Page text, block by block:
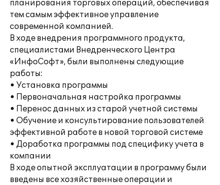
планирования торговых операций, обеспечивая
тем самым эффективное управление
современной компанией.
В ходе внедрения программного продукта,
специалистами Внедренческого Центра
«ИнфоСофт», были выполнены следующие
работы:
• Установка программы
• Первоначальная настройка программы
• Перенос данных из старой учетной системы
• Обучение и консультирование пользователей
эффективной работе в новой торговой системе
• Доработка программы под специфику учета в
компании
В ходе опытной эксплуатации в программу были
введены все хозяйственные операции и